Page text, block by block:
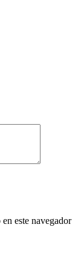
este navegador